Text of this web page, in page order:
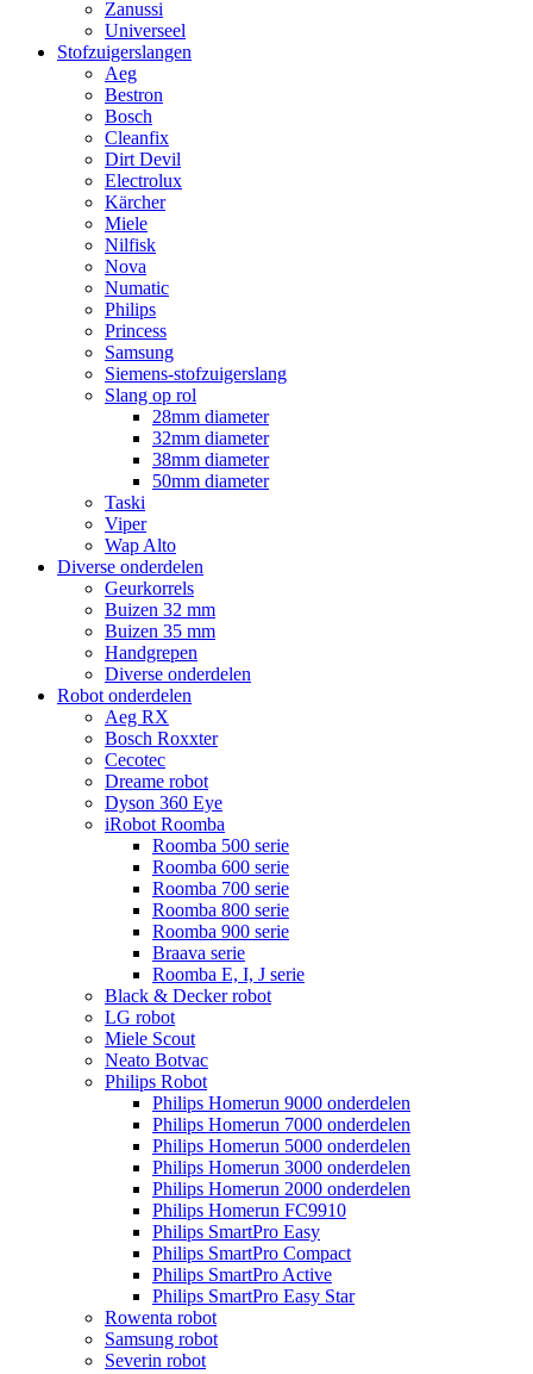
Zanussi
Universeel
Stofzuigerslangen
Aeg
Bestron
Bosch
Cleanfix
Dirt Devil
Electrolux
Kärcher
Miele
Nilfisk
Nova
Numatic
Philips
Princess
Samsung
Siemens-stofzuigerslang
Slang op rol
28mm diameter
32mm diameter
38mm diameter
50mm diameter
Taski
Viper
Wap Alto
Diverse onderdelen
Geurkorrels
Buizen 32 mm
Buizen 35 mm
Handgrepen
Diverse onderdelen
Robot onderdelen
Aeg RX
Bosch Roxxter
Cecotec
Dreame robot
Dyson 360 Eye
iRobot Roomba
Roomba 500 serie
Roomba 600 serie
Roomba 700 serie
Roomba 800 serie
Roomba 900 serie
Braava serie
Roomba E, I, J serie
Black & Decker robot
LG robot
Miele Scout
Neato Botvac
Philips Robot
Philips Homerun 9000 onderdelen
Philips Homerun 7000 onderdelen
Philips Homerun 5000 onderdelen
Philips Homerun 3000 onderdelen
Philips Homerun 2000 onderdelen
Philips Homerun FC9910
Philips SmartPro Easy
Philips SmartPro Compact
Philips SmartPro Active
Philips SmartPro Easy Star
Rowenta robot
Samsung robot
Severin robot